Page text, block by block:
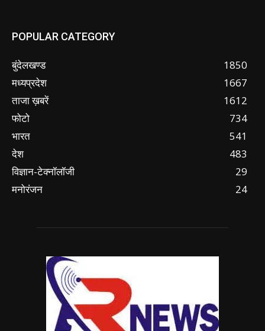
POPULAR CATEGORY
बुंदेलखण्ड
1850
मध्यप्रदेश
1667
ताजा ख़बरें
1612
फोटो
734
भारत
541
देश
483
विज्ञान-टेक्नॉलॉजी
29
मनोरंजन
24